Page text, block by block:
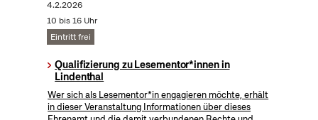
4.2.2026
10 bis 16 Uhr
Eintritt frei
Qualifizierung zu Lesementor*innen in
Lindenthal
Wer sich als Lesementor*in engagieren möchte, erhält
in dieser Veranstaltung Informationen über dieses